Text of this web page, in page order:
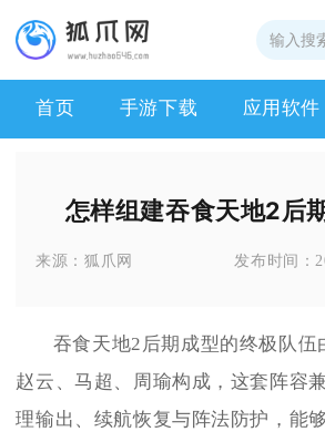
首页 手游下载 应用软件
怎样组建吞食天地2后
来源：狐爪网 发布时间：
吞食天地2后期成型的终极队伍
赵云、马超、周瑜构成，这套阵容
理输出、续航恢复与阵法防护，能